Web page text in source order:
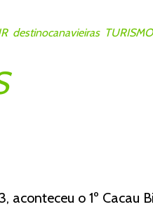
, destinocanavieiras, TURISMO
aconteceu o 1º